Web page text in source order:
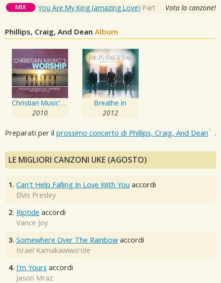
MIX You Are My King (amazing Love) Part Vota la canzone!
Phillips, Craig, And Dean Album
Christian Music's Best - Worship
2010
Breathe In
2012
Preparati per il prossimo concerto di Phillips, Craig, And Dean .
LE MIGLIORI CANZONI UKE (AGOSTO)
1. Can't Help Falling In Love With You accordi
Elvis Presley
2. Riptide accordi
Vance Joy
3. Somewhere Over The Rainbow accordi
Israel Kamakawiwo'ole
4. I'm Yours accordi
Jason Mraz